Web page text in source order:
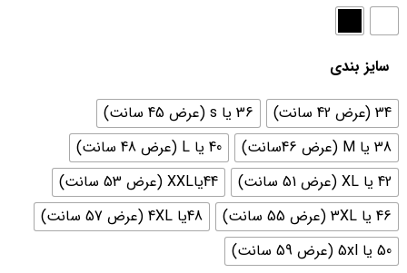
سایز بندی
34 (عرض 42 سانت)
36 یا s (عرض 45 سانت)
38 یا M (عرض 46سانت)
40 یا L (عرض 48 سانت)
42 یا XL (عرض 51 سانت)
44یاXXL (عرض 53 سانت)
46 یا 3XL (عرض 55 سانت)
48یا 4XL (عرض 57 سانت)
50 یا 5xl (عرض 59 سانت)